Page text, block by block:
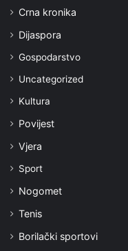
Crna kronika
Dijaspora
Gospodarstvo
Uncategorized
Kultura
Povijest
Vjera
Sport
Nogomet
Tenis
Borilački sportovi